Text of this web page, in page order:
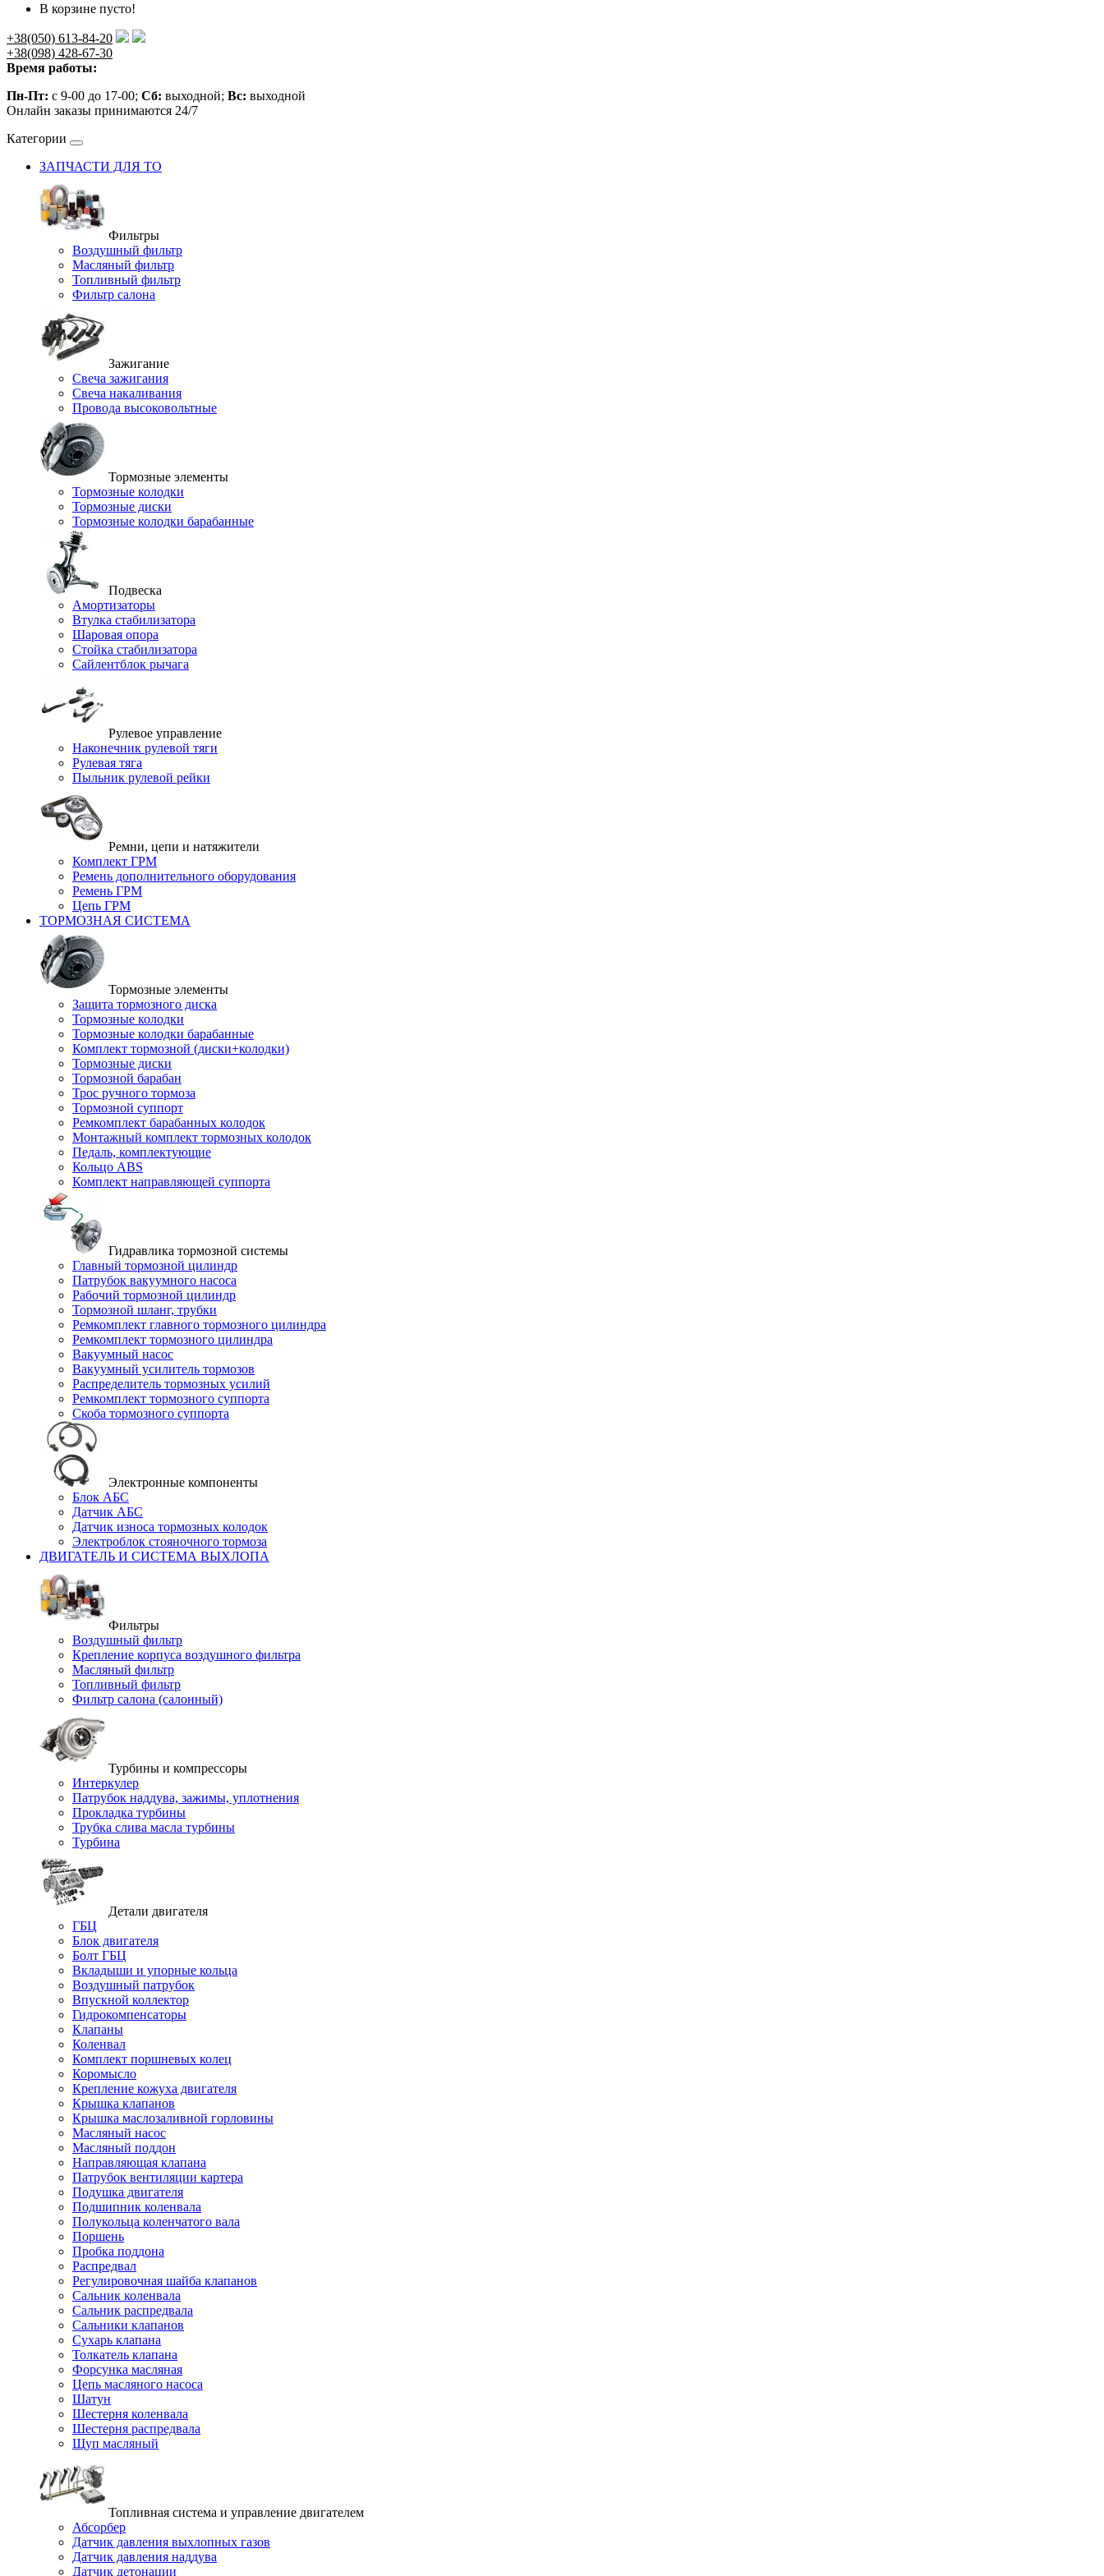
В корзине пусто!
+38(050) 613-84-20
+38(098) 428-67-30
Время работы:
Пн-Пт: с 9-00 до 17-00; Сб: выходной; Вс: выходной
Онлайн заказы принимаются 24/7
Категории
ЗАПЧАСТИ ДЛЯ ТО
Фильтры
Воздушный фильтр
Масляный фильтр
Топливный фильтр
Фильтр салона
Зажигание
Свеча зажигания
Свеча накаливания
Провода высоковольтные
Тормозные элементы
Тормозные колодки
Тормозные диски
Тормозные колодки барабанные
Подвеска
Амортизаторы
Втулка стабилизатора
Шаровая опора
Стойка стабилизатора
Сайлентблок рычага
Рулевое управление
Наконечник рулевой тяги
Рулевая тяга
Пыльник рулевой рейки
Ремни, цепи и натяжители
Комплект ГРМ
Ремень дополнительного оборудования
Ремень ГРМ
Цепь ГРМ
ТОРМОЗНАЯ СИСТЕМА
Тормозные элементы
Защита тормозного диска
Тормозные колодки
Тормозные колодки барабанные
Комплект тормозной (диски+колодки)
Тормозные диски
Тормозной барабан
Трос ручного тормоза
Тормозной суппорт
Ремкомплект барабанных колодок
Монтажный комплект тормозных колодок
Педаль, комплектующие
Кольцо ABS
Комплект направляющей суппорта
Гидравлика тормозной системы
Главный тормозной цилиндр
Патрубок вакуумного насоса
Рабочий тормозной цилиндр
Тормозной шланг, трубки
Ремкомплект главного тормозного цилиндра
Ремкомплект тормозного цилиндра
Вакуумный насос
Вакуумный усилитель тормозов
Распределитель тормозных усилий
Ремкомплект тормозного суппорта
Скоба тормозного суппорта
Электронные компоненты
Блок АБС
Датчик АБС
Датчик износа тормозных колодок
Электроблок стояночного тормоза
ДВИГАТЕЛЬ И СИСТЕМА ВЫХЛОПА
Фильтры
Воздушный фильтр
Крепление корпуса воздушного фильтра
Масляный фильтр
Топливный фильтр
Фильтр салона (салонный)
Турбины и компрессоры
Интеркулер
Патрубок наддува, зажимы, уплотнения
Прокладка турбины
Трубка слива масла турбины
Турбина
Детали двигателя
ГБЦ
Блок двигателя
Болт ГБЦ
Вкладыши и упорные кольца
Воздушный патрубок
Впускной коллектор
Гидрокомпенсаторы
Клапаны
Коленвал
Комплект поршневых колец
Коромысло
Крепление кожуха двигателя
Крышка клапанов
Крышка маслозаливной горловины
Масляный насос
Масляный поддон
Направляющая клапана
Патрубок вентиляции картера
Подушка двигателя
Подшипник коленвала
Полукольца коленчатого вала
Поршень
Пробка поддона
Распредвал
Регулировочная шайба клапанов
Сальник коленвала
Сальник распредвала
Сальники клапанов
Сухарь клапана
Толкатель клапана
Форсунка масляная
Цепь масляного насоса
Шатун
Шестерня коленвала
Шестерня распредвала
Щуп масляный
Топливная система и управление двигателем
Абсорбер
Датчик давления выхлопных газов
Датчик давления наддува
Датчик детонации